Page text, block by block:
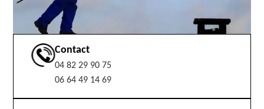
Contact
04 82 29 90 75
06 64 49 14 69